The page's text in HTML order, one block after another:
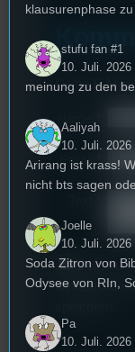
Deine E-
Name
Email*
Deinen
weitere
klausurenphase
stufu fan #1
10. Juli. 2026
meinung zu den
Aaliyah
10. Juli. 2026
Arirang ist krass!
nicht bts sagen
Joelle
10. Juli. 2026
Soda Zitron von
Odysee von RIn,
Pa
10. Juli. 2026